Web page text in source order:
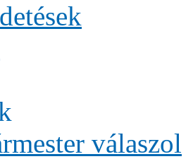
válaszol